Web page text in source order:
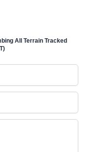
All Terrain Tracked